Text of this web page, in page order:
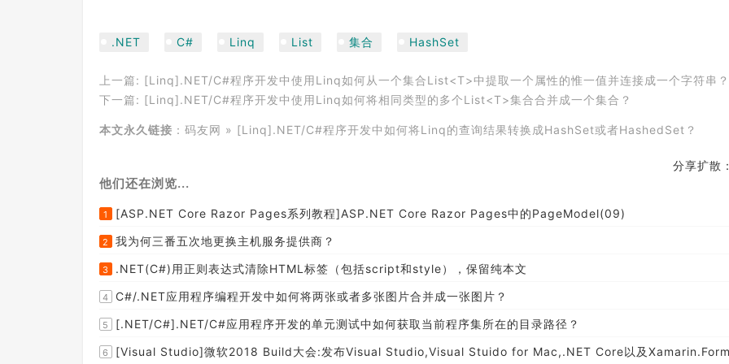
.NET C# Linq List 集合 HashSet
上一篇: [Linq].NET/C#程序开发中使用Linq如何从一个集合List<T>中提取一个属性的惟一值并连接成一个字符串？
下一篇: [Linq].NET/C#程序开发中使用Linq如何将相同类型的多个List<T>集合合并成一个集合？
本文永久链接 ： 码友网 » [Linq].NET/C#程序开发中如何将Linq的查询结果转换成HashSet或者HashedSet？
分享扩散：
他们还在浏览...
1 [ASP.NET Core Razor Pages系列教程]ASP.NET Core Razor Pages中的PageModel(09)
2 我为何三番五次地更换主机服务提供商？
3 .NET(C#)用正则表达式清除HTML标签（包括script和style），保留纯本文
4 C#/.NET应用程序编程开发中如何将两张或者多张图片合并成一张图片？
5 [.NET/C#].NET/C#应用程序开发的单元测试中如何获取当前程序集所在的目录路径？
6 [Visual Studio]微软2018 Build大会:发布Visual Studio,Visual Stuido for Mac,.NET Core以及Xamarin.Forms的最新版本及